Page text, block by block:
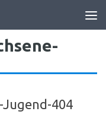
Jugend-404